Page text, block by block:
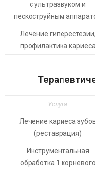
с ультразвуком и
пескоструйным
Лечение гиперестезии,
профилактика кариеса
Услуга
Лечение кариеса зубов
(реставрация)
Инструментальная
обработка 1 корневого